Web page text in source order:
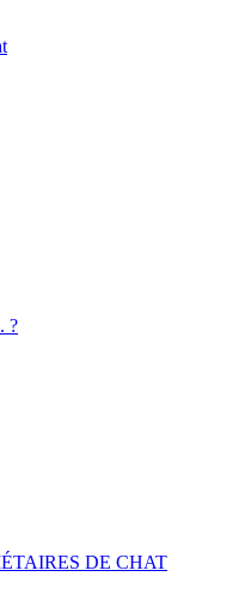
?
DE CHAT